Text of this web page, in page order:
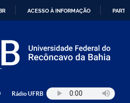
PARA
ACESSO À INFORMAÇÃO
Rádio UFRB